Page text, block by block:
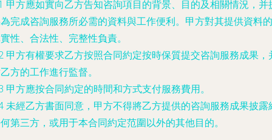
甲方應如實向乙方告知咨詢項目的背景、目的及相關情況，并
完成咨詢服務所必需的資料與工作便利。甲方對其提供資料的
性、合法性、完整性負責。
甲方有權要求乙方按照合同約定按時保質提交咨詢服務成果，
方的工作進行監督。
甲方應按合同約定的時間和方式支付服務費用。
未經乙方書面同意，甲方不得將乙方提供的咨詢服務成果披露
第三方，或用于本合同約定范圍以外的其他目的。